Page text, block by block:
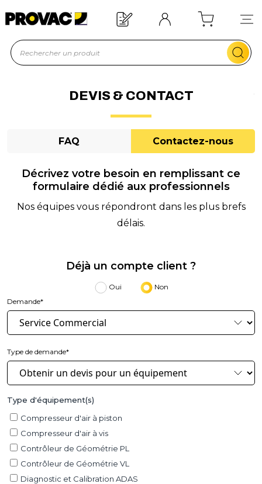
équipement ? Devis rapide !
DEVIS & CONTACT
FAQ Contactez-nous
Décrivez votre besoin en remplissant ce
formulaire dédié aux professionnels
Nos équipes vous répondront dans les plus brefs
délais.
Déjà un compte client ?
Oui
Non
Demande*
Type de demande*